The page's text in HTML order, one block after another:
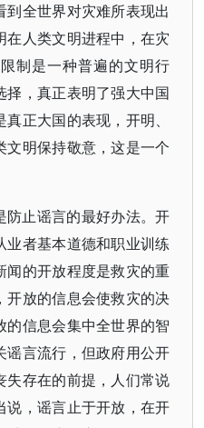
全世界对灾难所表现出
在人类文明进程中，在灾
制是一种普遍的文明行
择，真正表明了强大中国
正大国的表现，开明、
明保持敬意，这是一个
防止谣言的最好办法。开
业者基本道德和职业训练
闻的开放程度是救灾的重
开放的信息会使救灾的决
信息会集中全世界的智
谣言流行，但政府用公开
失存在的前提，人们常说
说，谣言止于开放，在开